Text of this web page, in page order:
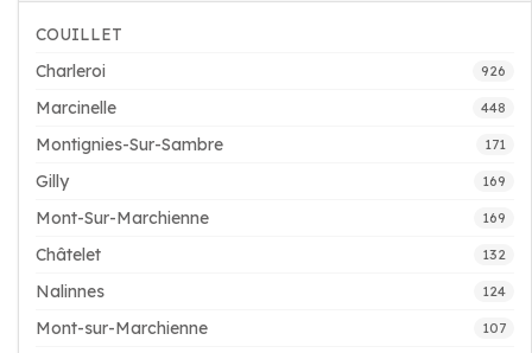
COUILLET
Charleroi
926
Marcinelle 448
Montignies-Sur-Sambre 171
Gilly 169
Mont-Sur-Marchienne 169
Châtelet 132
Nalinnes 124
Mont-sur-Marchienne 107